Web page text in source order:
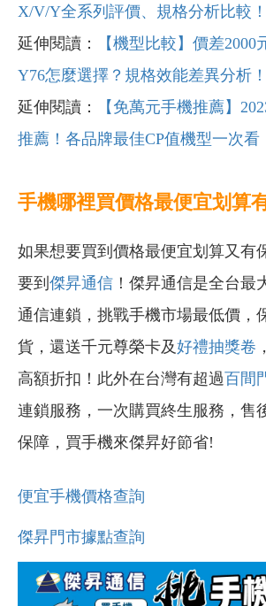
X/V/Y全系列評價、規格分析比較！
延伸閱讀：
【機型比較】價差2000
Y76怎麼選擇？規格效能差異分析！
延伸閱讀：
【免萬元手機推薦】
推薦！各品牌最佳CP值機型一次看
手機哪裡買價格最便宜划算
如果想要買到價格最便宜划算又有
要到 傑昇通信 ！傑昇通信是全台最
通信連鎖，挑戰手機市場最低價，
貨，還送千元尊榮卡及好禮抽獎卷 ，
高額折扣！此外在台灣有超過百間
連鎖服務，一次購買終生服務，售
保障，買手機來傑昇好節省!
便宜手機價格查詢
傑昇門市據點查詢